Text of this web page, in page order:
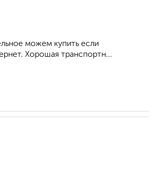
можем купить если
Хорошая транспортн...